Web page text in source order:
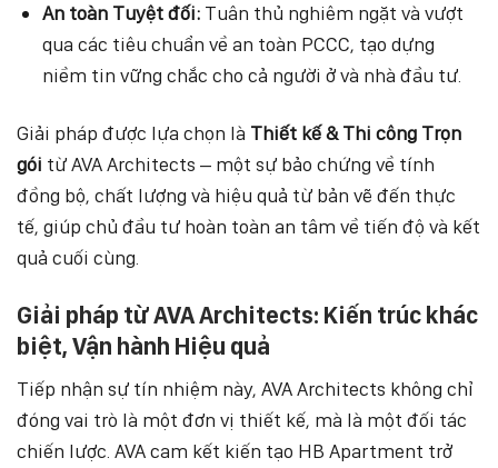
An toàn Tuyệt đối: Tuân thủ nghiêm ngặt và vượt
qua các tiêu chuẩn về an toàn PCCC, tạo dựng
niềm tin vững chắc cho cả người ở và nhà đầu tư.
Giải pháp được lựa chọn là Thiết kế & Thi công Trọn
gói từ AVA Architects – một sự bảo chứng về tính
đồng bộ, chất lượng và hiệu quả từ bản vẽ đến thực
tế, giúp chủ đầu tư hoàn toàn an tâm về tiến độ và kết
quả cuối cùng.
Giải pháp từ AVA Architects: Kiến trúc khác
biệt, Vận hành Hiệu quả
Tiếp nhận sự tín nhiệm này, AVA Architects không chỉ
đóng vai trò là một đơn vị thiết kế, mà là một đối tác
chiến lược. AVA cam kết kiến tạo HB Apartment trở